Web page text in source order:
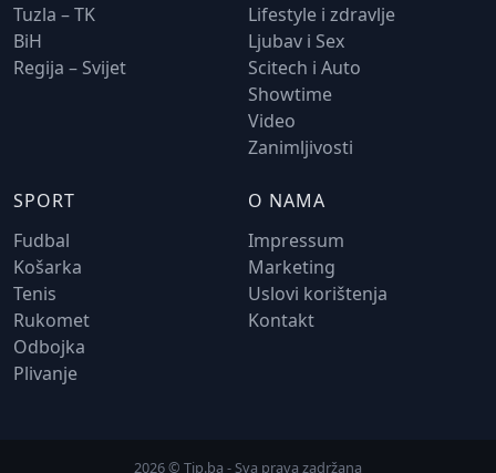
Tuzla – TK
BiH
Regija – Svijet
Lifestyle i zdravlje
Ljubav i Sex
Scitech i Auto
Showtime
Video
Zanimljivosti
SPORT
Fudbal
Košarka
Tenis
Rukomet
Odbojka
Plivanje
O NAMA
Impressum
Marketing
Uslovi korištenja
Kontakt
2026 © Tip.ba - Sva prava zadržana